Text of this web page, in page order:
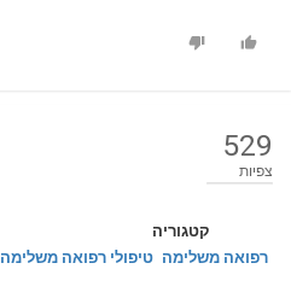
529
צפיות
קטגוריה
רפואה משלימה טיפולי רפואה משלימה